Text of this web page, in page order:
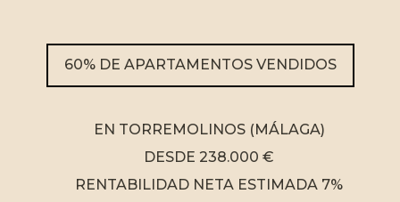
60% DE APARTAMENTOS VENDIDOS
EN TORREMOLINOS (MÁLAGA)
DESDE 238.000 €
RENTABILIDAD NETA ESTIMADA 7%